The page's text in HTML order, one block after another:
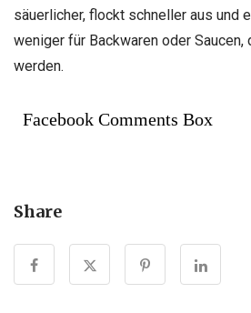
säuerlicher, flockt schneller aus und
weniger für Backwaren oder Saucen,
werden.
Facebook Comments Box
Share